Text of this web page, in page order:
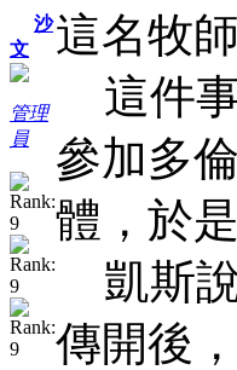
沙
文
管理
員
這名牧
這件事
參加多
體，於
凱斯說
傳開後